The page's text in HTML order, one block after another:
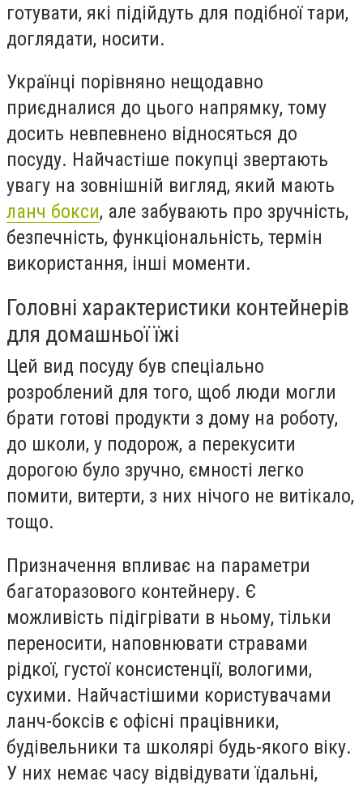
готувати, які підійдуть для подібної тари,
доглядати, носити.
Українці порівняно нещодавно
приєдналися до цього напрямку, тому
досить невпевнено відносяться до
посуду. Найчастіше покупці звертають
увагу на зовнішній вигляд, який мають
ланч бокси, але забувають про зручність,
безпечність, функціональність, термін
використання, інші моменти.
Головні характеристики контейнерів
для домашньої їжі
Цей вид посуду був спеціально
розроблений для того, щоб люди могли
брати готові продукти з дому на роботу,
до школи, у подорож, а перекусити
дорогою було зручно, ємності легко
помити, витерти, з них нічого не витікало,
тощо.
Призначення впливає на параметри
багаторазового контейнеру. Є
можливість підігрівати в ньому, тільки
переносити, наповнювати стравами
рідкої, густої консистенції, вологими,
сухими. Найчастішими користувачами
ланч-боксів є офісні працівники,
будівельники та школярі будь-якого віку.
У них немає часу відвідувати їдальні,